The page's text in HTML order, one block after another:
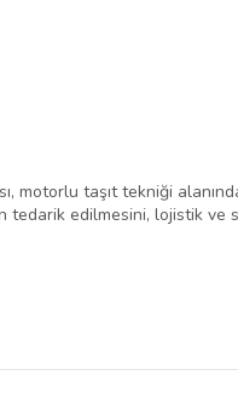
motorlu taşıt tekniği
tedarik edilmesini, lojistik ve